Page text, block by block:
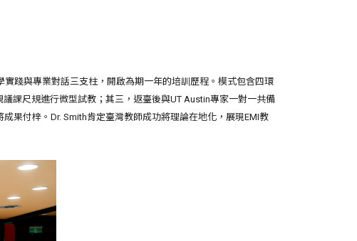
踐與專業對話三支柱，開啟為期一年的培訓歷程。模式包含四環
課尺規進行微型試教；其三，返臺後與UT Austin專家一對一共備
果付梓。Dr. Smith肯定臺灣教師成功將理論在地化，展現EMI教